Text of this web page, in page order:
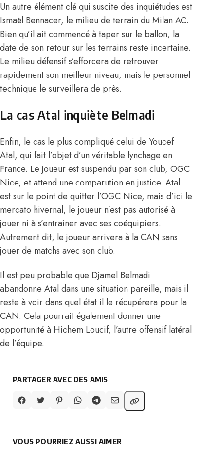
Un autre élément clé qui suscite des inquiétudes est
Ismaël Bennacer, le milieu de terrain du Milan AC.
Bien qu’il ait commencé à taper sur le ballon, la
date de son retour sur les terrains reste incertaine.
Le milieu défensif s’efforcera de retrouver
rapidement son meilleur niveau, mais le personnel
technique le surveillera de près.
La cas Atal inquiète Belmadi
Enfin, le cas le plus compliqué celui de Youcef
Atal, qui fait l’objet d’un véritable lynchage en
France. Le joueur est suspendu par son club, OGC
Nice, et attend une comparution en justice. Atal
est sur le point de quitter l’OGC Nice, mais d’ici le
mercato hivernal, le joueur n’est pas autorisé à
jouer ni à s’entrainer avec ses coéquipiers.
Autrement dit, le joueur arrivera à la CAN sans
jouer de matchs avec son club.
Il est peu probable que Djamel Belmadi
abandonne Atal dans une situation pareille, mais il
reste à voir dans quel état il le récupérera pour la
CAN. Cela pourrait également donner une
opportunité à Hichem Loucif, l’autre offensif latéral
de l’équipe.
PARTAGER AVEC DES AMIS
VOUS POURRIEZ AUSSI AIMER